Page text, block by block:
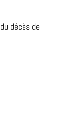
décès de